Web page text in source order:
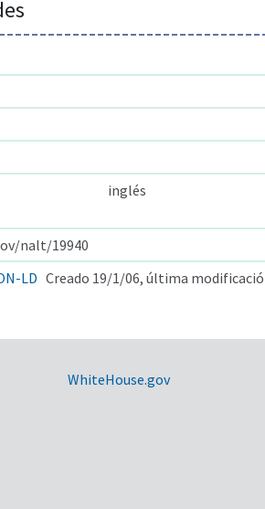
inglés
nalt/19940
LD Creado 19/1/06, última
WhiteHouse.gov